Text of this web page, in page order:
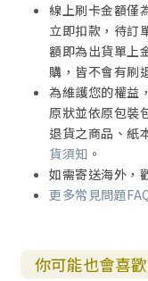
線上刷卡金額僅
立即扣款，待訂
額即為出貨單上
購，皆不會有刷
為維護您的權益
原狀並依原包裝
退貨之商品、紙
貨須知 。
如需寄送海外，
更多常見問題
你可能也會喜歡